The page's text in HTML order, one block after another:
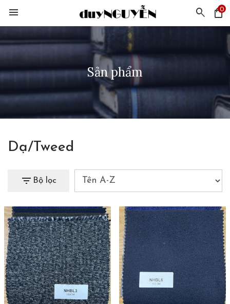
menu search shopping_bag
0
Sản phẩm
Dạ/Tweed
filter_list Bộ lọc